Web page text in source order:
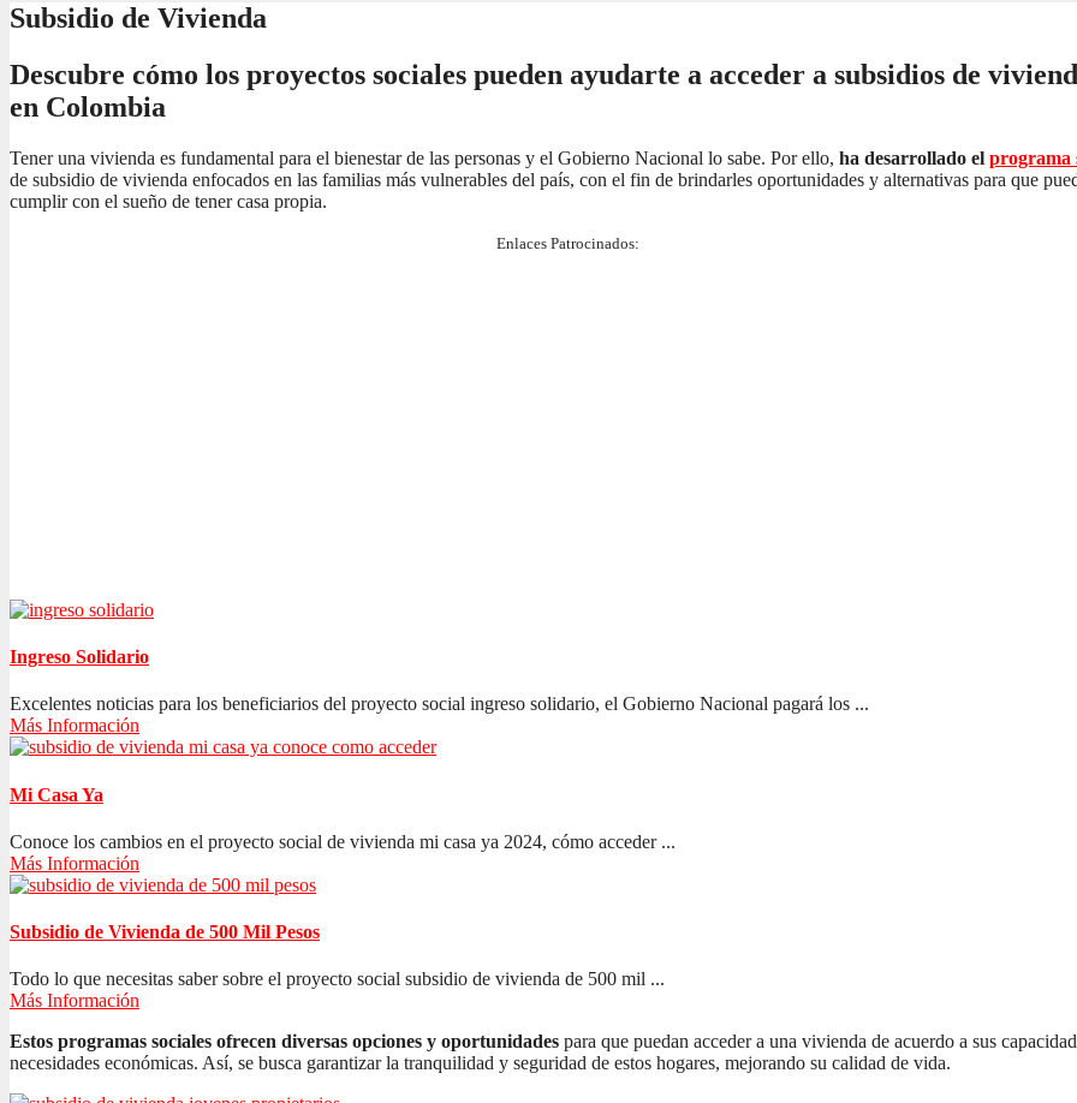
Subsidio de Vivienda
Descubre cómo los proyectos sociales pueden ayudarte a acceder a subsidios de
en Colombia
Tener una vivienda es fundamental para el bienestar de las personas y el Gobierno Nacional lo sabe. Por ello, ha desarrollado el programa
de subsidio de vivienda enfocados en las familias más vulnerables del país, con el fin de brindarles oportunidades y alternativas para que
cumplir con el sueño de tener casa propia.
Enlaces Patrocinados:
Ingreso Solidario
Excelentes noticias para los beneficiarios del proyecto social ingreso solidario, el Gobierno Nacional pagará los ...
Más Información
Mi Casa Ya
Conoce los cambios en el proyecto social de vivienda mi casa ya 2024, cómo acceder ...
Más Información
Subsidio de Vivienda de 500 Mil Pesos
Todo lo que necesitas saber sobre el proyecto social subsidio de vivienda de 500 mil ...
Más Información
Estos programas sociales ofrecen diversas opciones y oportunidades para que puedan acceder a una vivienda de acuerdo a sus
necesidades económicas. Así, se busca garantizar la tranquilidad y seguridad de estos hogares, mejorando su calidad de vida.